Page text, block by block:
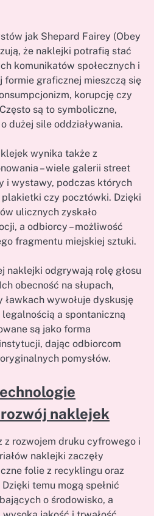
jak Shepard Fairey (Obey
że naklejki potrafią stać
komunikatów społecznych i
graficznej mieszczą się
korupcję czy
są to symboliczne,
dużej sile oddziaływania.
wynika także z
– wiele galerii street
i wystawy, podczas których
czy pocztówki. Dzięki
ulicznych zyskało
a odbiorcy – możliwość
fragmentu miejskiej sztuki.
naklejki odgrywają rolę głosu
obecność na słupach,
wywołuje dyskusję
a spontaniczną
są jako forma
dając odbiorcom
pomysłów.
naklejek
z rozwojem druku cyfrowego i
naklejki zaczęły
folie z recyklingu oraz
temu mogą spełnić
o środowisko, a